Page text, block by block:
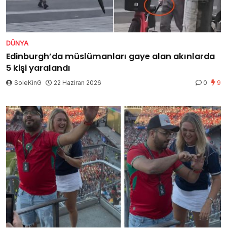
DÜNYA
Edinburgh’da müslümanları gaye alan akınlarda
5 kişi yaralandı
SoleKinG 22 Haziran 2026 0 9